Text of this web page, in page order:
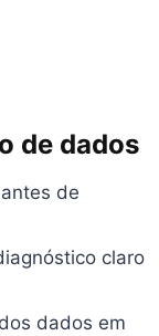
de dados
de
claro
dados em